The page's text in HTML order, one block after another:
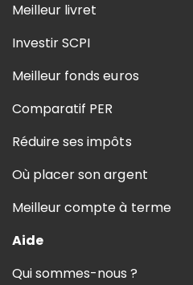
Meilleur livret
Investir SCPI
Meilleur fonds euros
Comparatif PER
Réduire ses impôts
Où placer son argent
Meilleur compte à terme
Aide
Qui sommes-nous ?